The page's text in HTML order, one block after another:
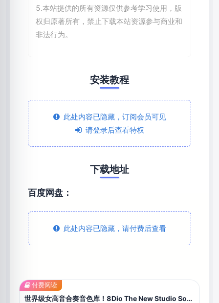
5.本站提供的所有资源仅供参考学习使用，版
权归原著所有，禁止下载本站资源参与商业和
非法行为。
安装教程
此处内容已隐藏，订阅会员可见
请登录后查看特权
下载地址
百度网盘：
此处内容已隐藏，请付费后查看
世界级女高音合奏音色库！8Dio The New Studio Sopranos KONTAKT
付费阅读